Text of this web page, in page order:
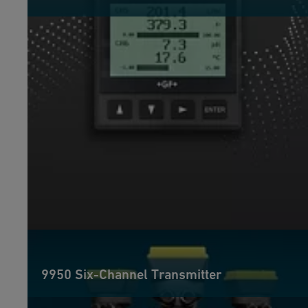
9950 Six-Channel Transmitter